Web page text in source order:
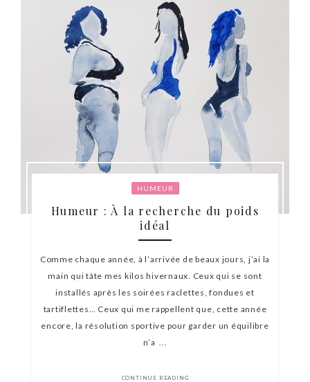
HUMEUR
Humeur : À la recherche du poids
idéal
Comme chaque année, à l’arrivée de beaux jours, j’ai la
main qui tâte mes kilos hivernaux. Ceux qui se sont
installés après les soirées raclettes, fondues et
tartiflettes… Ceux qui me rappellent que, cette année
encore, la résolution sportive pour garder un équilibre
n’a ...
CONTINUE READING